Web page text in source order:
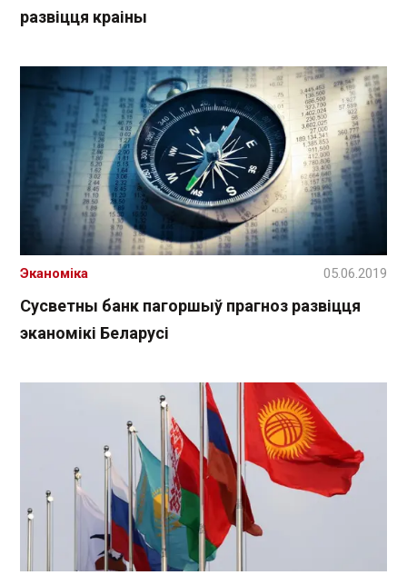
развіцця краіны
Сусветны банк пагоршыў прагноз развіцця
эканомікі Беларусі
Эканоміка 05.06.2019